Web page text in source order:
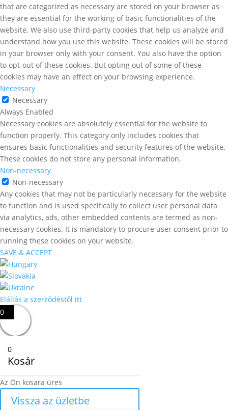
that are categorized as necessary are stored on your browser as
they are essential for the working of basic functionalities of the
website. We also use third-party cookies that help us analyze and
understand how you use this website. These cookies will be stored
in your browser only with your consent. You also have the option
to opt-out of these cookies. But opting out of some of these
cookies may have an effect on your browsing experience.
Necessary
Necessary
Always Enabled
Necessary cookies are absolutely essential for the website to
function properly. This category only includes cookies that
ensures basic functionalities and security features of the website.
These cookies do not store any personal information.
Non-necessary
Non-necessary
Any cookies that may not be particularly necessary for the website
to function and is used specifically to collect user personal data
via analytics, ads, other embedded contents are termed as non-
necessary cookies. It is mandatory to procure user consent prior to
running these cookies on your website.
SAVE & ACCEPT
Elállás a szerződéstől itt
0
0
Kosár
Az Ön kosara üres
Vissza az üzletbe